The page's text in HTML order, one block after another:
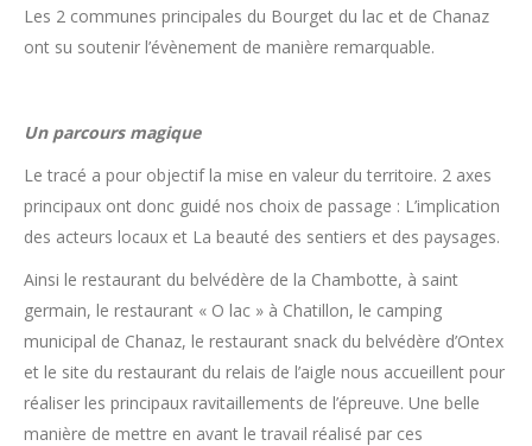
Les 2 communes principales du Bourget du lac et de Chanaz
ont su soutenir l’évènement de manière remarquable.
Un parcours magique
Le tracé a pour objectif la mise en valeur du territoire. 2 axes
principaux ont donc guidé nos choix de passage : L’implication
des acteurs locaux et La beauté des sentiers et des paysages.
Ainsi le restaurant du belvédère de la Chambotte, à saint
germain, le restaurant « O lac » à Chatillon, le camping
municipal de Chanaz, le restaurant snack du belvédère d’Ontex
et le site du restaurant du relais de l’aigle nous accueillent pour
réaliser les principaux ravitaillements de l’épreuve. Une belle
manière de mettre en avant le travail réalisé par ces